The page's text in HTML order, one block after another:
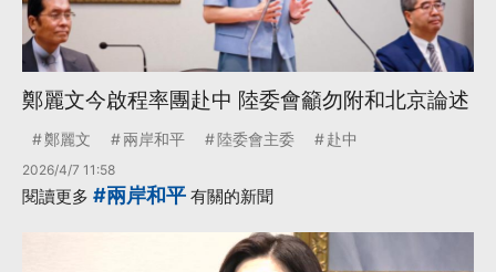
鄭麗文今啟程率團赴中 陸委會籲勿附和北京論述
鄭麗文 兩岸和平 陸委會主委 赴中
2026/4/7 11:58
閱讀更多 #兩岸和平 有關的新聞